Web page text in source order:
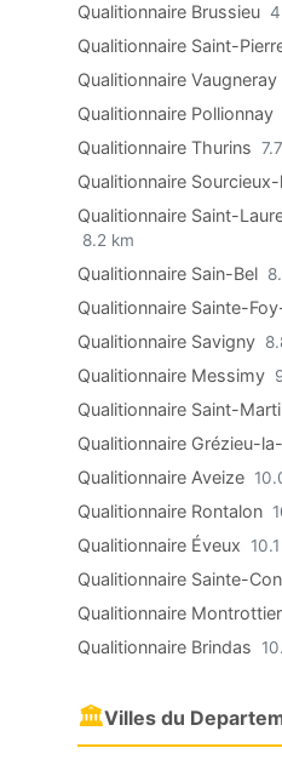
Qualitionnaire Brussieu
Qualitionnaire Saint-
Qualitionnaire Vaugneray
Qualitionnaire Pollionnay
Qualitionnaire Thurins
Qualitionnaire
Qualitionnaire Saint-
8.2 km
Qualitionnaire Sain-Bel
Qualitionnaire Sainte-
Qualitionnaire Savigny
Qualitionnaire Messimy
Qualitionnaire Saint-
Qualitionnaire Grézieu-
Qualitionnaire Aveize
Qualitionnaire Rontalon
Qualitionnaire Éveux
Qualitionnaire Sainte-
Qualitionnaire Montrottier
Qualitionnaire Brindas
🏛Villes du